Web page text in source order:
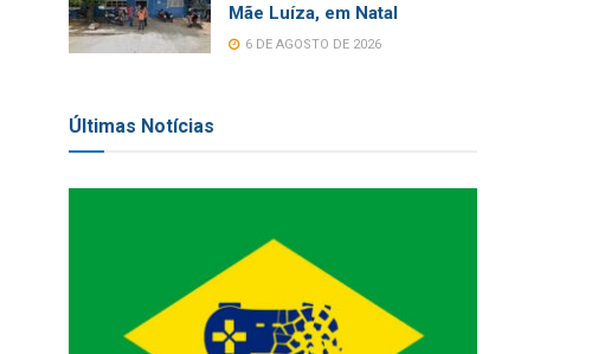
Mãe Luíza, em Natal
6 DE AGOSTO DE 2026
Últimas Notícias